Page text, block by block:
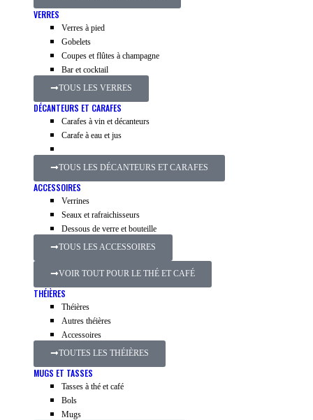
VERRES
Verres à pied
Gobelets
Coupes et flûtes à champagne
Bar et cocktail
TOUS LES VERRES
DÉCANTEURS ET CARAFES
Carafes à vin et décanteurs
Carafe à eau et jus
TOUS LES DÉCANTEURS ET CARAFES
ACCESSOIRES
Verrines
Seaux et rafraichisseurs
Dessous de verre et bouteille
TOUS LES ACCESSOIRES
VOIR TOUT POUR LE THÉ ET CAFÉ
THÉIÈRES
Théières
Autres théières
Accessoires
TOUTES LES THÉIÈRES
MUGS ET TASSES
Tasses à thé et café
Bols
Mugs